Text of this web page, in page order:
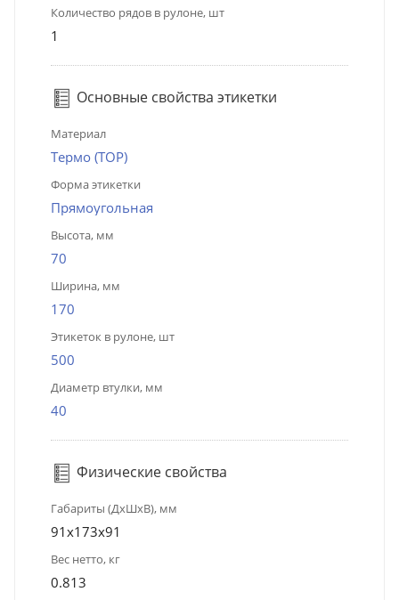
Количество рядов в рулоне, шт
1
Основные свойства этикетки
Материал
Термо (ТОР)
Форма этикетки
Прямоугольная
Высота, мм
70
Ширина, мм
170
Этикеток в рулоне, шт
500
Диаметр втулки, мм
40
Физические свойства
Габариты (ДхШхВ), мм
91x173x91
Вес нетто, кг
0.813